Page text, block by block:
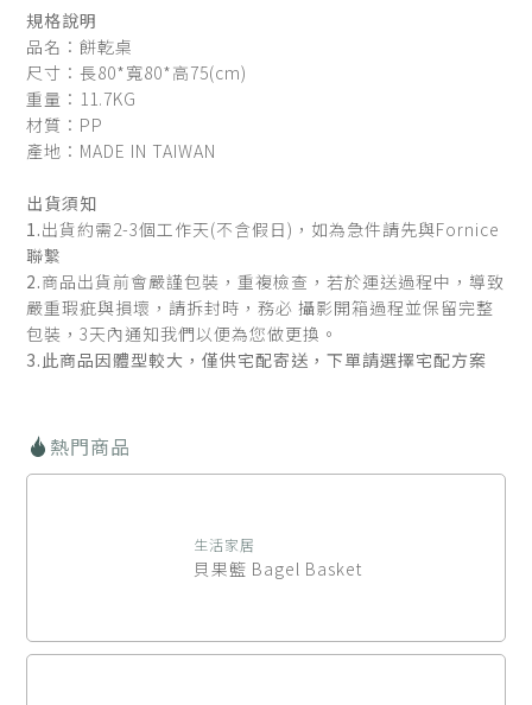
規格說明
品名：餅乾桌
尺寸：長80*寬80*高75(cm)
重量：11.7KG
材質：PP
產地：MADE IN TAIWAN
出貨須知
1.出貨約需2-3個工作天(不含假日)，如為急件請先與Fornice
聯繫
2.商品出貨前會嚴謹包裝，重複檢查，若於運送過程中，導致
嚴重瑕疵與損壞，請拆封時，務必 攝影開箱過程並保留完整
包裝，3天內通知我們以便為您做更換。
3.此商品因體型較大 ，僅供宅配寄送 ，下單請選擇宅配方案
熱門商品
生活家居
貝果籃 Bagel Basket